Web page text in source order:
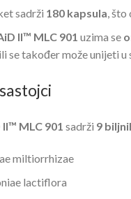
sadrži 180 kapsula, što
II™ MLC 901 uzima se
se također može unijeti u
MLC 901 sadrži 9
miltiorrhizae
lactiflora